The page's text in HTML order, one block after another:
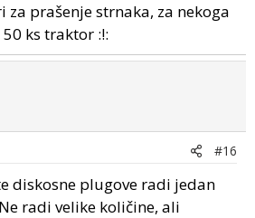
prašenje strnaka, za nekoga
ks traktor :!:
#16
diskosne plugove radi jedan
radi velike količine, ali